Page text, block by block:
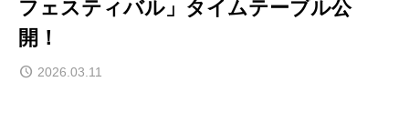
フェスティバル」タイムテーブル公
開！
2026.03.11